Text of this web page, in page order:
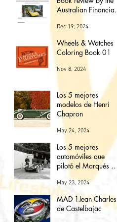
Australian Financial
(The love affair
between watches and
cars)
Dec 19, 2024
Wheels & Watches
Coloring Book 01
Nov 8, 2024
Los 5 mejores
modelos de Henri
Chapron
May 24, 2024
Los 5 mejores
automóviles que
pilotó el Marqués De
May 23, 2024
MAD 1Jean Charles
de Castelbajac